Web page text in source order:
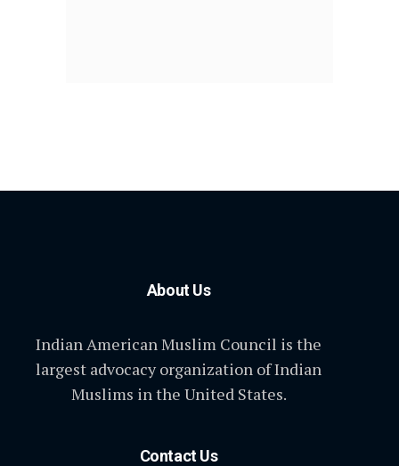
About Us
Indian American Muslim Council is the
largest advocacy organization of Indian
Muslims in the United States.
Contact Us